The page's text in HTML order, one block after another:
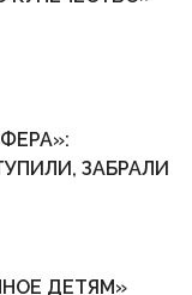
ЗАБРАЛИ
ДЕТЯМ»